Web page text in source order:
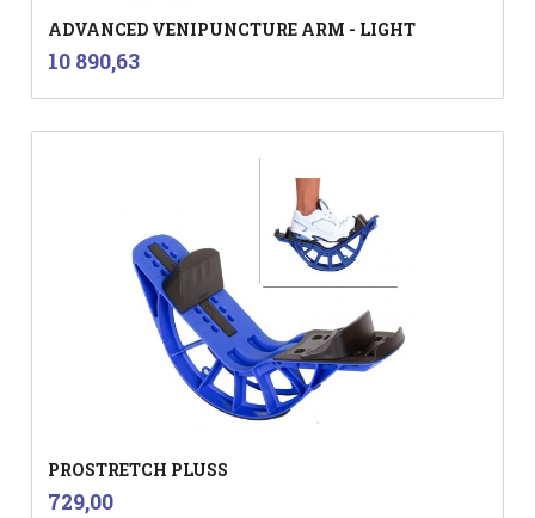
ADVANCED VENIPUNCTURE ARM - LIGHT
Pris
10 890,63mva.
PROSTRETCH PLUSS
Pris
729,00